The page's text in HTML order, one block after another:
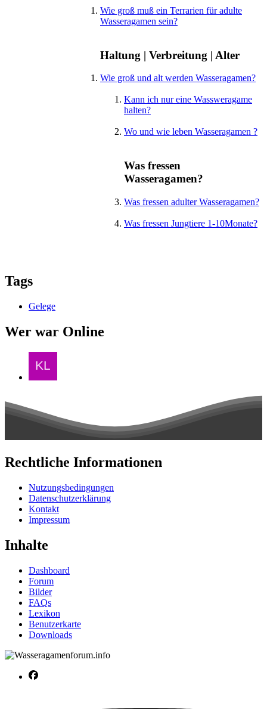
Wie groß muß ein Terrarien für adulte
Wasseragamen sein?
Haltung | Verbreitung | Alter
Wie groß und alt werden Wasseragamen?
Kann ich nur eine Wassweragame
halten?
Wo und wie leben Wasseragamen ?
Was fressen
Wasseragamen?
Was fressen adulter Wasseragamen?
Was fressen Jungtiere 1-10Monate?
Tags
Gelege
Wer war Online
Rechtliche Informationen
Nutzungsbedingungen
Datenschutzerklärung
Kontakt
Impressum
Inhalte
Dashboard
Forum
Bilder
FAQs
Lexikon
Benutzerkarte
Downloads